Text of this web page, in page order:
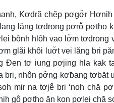
Kơdră chĕp pơgơ̆r
lăng tơdrong pơrô̆ pơtho
ƀônh hlôh vao lơ̆m tơdrong
glăi khôi luơ̆t vei lăng bri
Đen tơ iung pơjing hla kak
bri, nhôn pơ̆ng kơƀang tơbăt
mir na tơjê̆ bri ‘noh chă
gô pơtho ăn kon pơlei chă